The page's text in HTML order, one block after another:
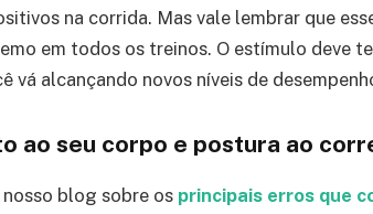
na corrida. Mas vale lembrar que
em todos os treinos. O estímulo deve
vá alcançando novos níveis de
ao seu corpo e postura ao
blog sobre os principais erros que